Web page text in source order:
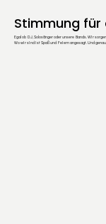
Stimmung für
Egal ob DJ, Solosänger oder unsere Bands. Wir
Wo wir sind ist Spaß und Feiern angesagt. Und